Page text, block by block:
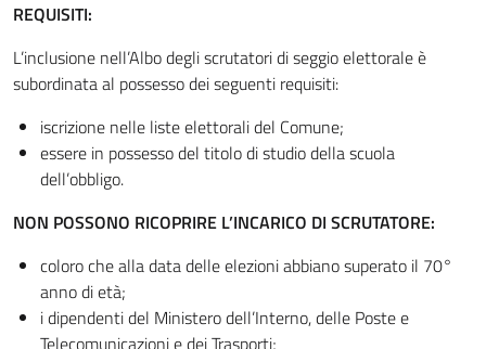
REQUISITI:
L’inclusione nell’Albo degli scrutatori di seggio elettorale è
subordinata al possesso dei seguenti requisiti:
iscrizione nelle liste elettorali del Comune;
essere in possesso del titolo di studio della scuola
dell’obbligo.
NON POSSONO RICOPRIRE L’INCARICO DI SCRUTATORE:
coloro che alla data delle elezioni abbiano superato il 70°
anno di età;
i dipendenti del Ministero dell’Interno, delle Poste e
Telecomunicazioni e dei Trasporti;